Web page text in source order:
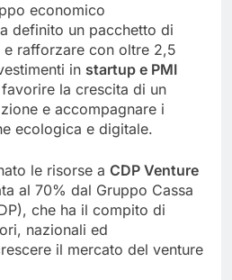
economico
definito un pacchetto di
e rafforzare con oltre 2,5
in startup e PMI
la crescita di un
e accompagnare i
ecologica e digitale.
le risorse a CDP Venture
al 70% dal Gruppo Cassa
che ha il compito di
nazionali ed
il mercato del venture